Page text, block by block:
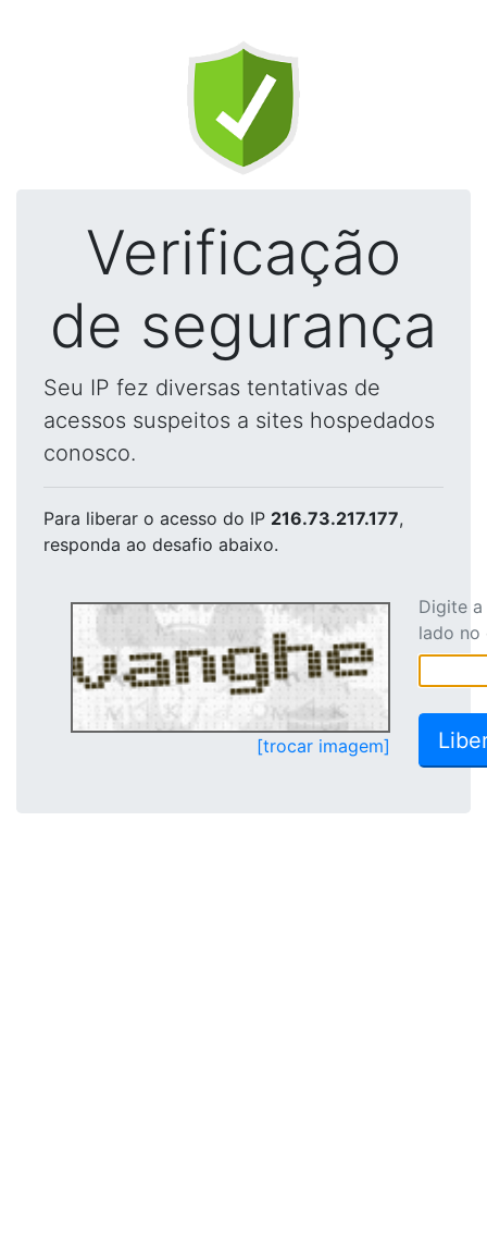
Verificação
de segurança
Seu IP fez diversas tentativas de
acessos suspeitos a sites hospedados
conosco.
Para liberar o acesso do IP 216.73.217.177,
responda ao desafio abaixo.
[trocar imagem]
Digite
lado no